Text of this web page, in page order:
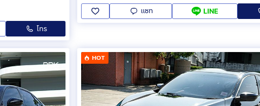
โทร
แชท LINE
HOT